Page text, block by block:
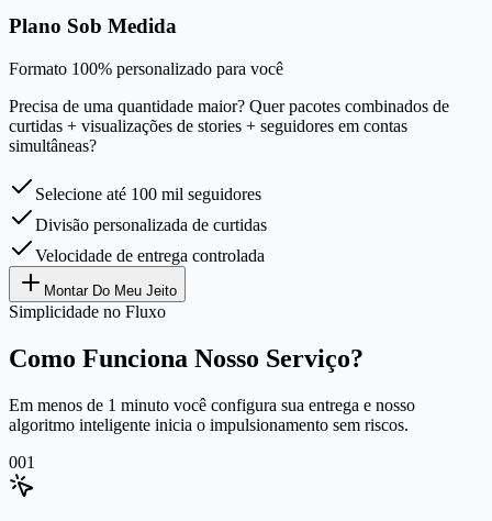
Plano Sob Medida
Formato 100% personalizado para você
Precisa de uma quantidade maior? Quer pacotes combinados de
curtidas + visualizações de stories + seguidores em contas
simultâneas?
Selecione até 100 mil seguidores
Divisão personalizada de curtidas
Velocidade de entrega controlada
Montar Do Meu Jeito
Simplicidade no Fluxo
Como Funciona Nosso Serviço?
Em menos de 1 minuto você configura sua entrega e nosso
algoritmo inteligente inicia o impulsionamento sem riscos.
001